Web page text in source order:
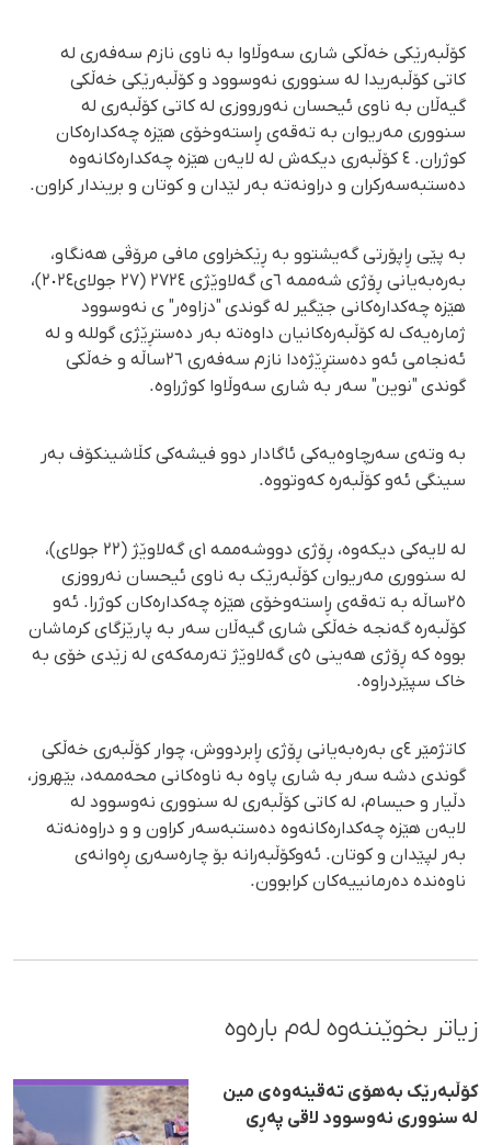
کۆڵبەرێکی خەڵکی شاری سەوڵاوا بە ناوی نازم سەفەری لە
کاتی کۆڵبەریدا لە سنووری نەوسوود و کۆڵبەرێکی خەڵکی
گیەڵان بە ناوی ئیحسان نەورووزی لە کاتی کۆڵبەری لە
سنووری مەریوان بە تەقەی ڕاستەوخۆی هێزە چەکدارەکان
کوژران. ٤ کۆڵبەری دیکەش لە لایەن هێزە چەکدارەکانەوە
دەستبەسەرکران و دراونەتە بەر لێدان و کوتان و بریندار کراون.
بە پێی ڕاپۆرتی گەیشتوو بە ڕێکخراوی مافی مرۆڤی هەنگاو،
بەرەبەیانی ڕۆژی شەممە ٦ی گەلاوێژی ٢٧٢٤ (٢٧ جولای٢٠٢٤)،
هێزە چەکدارەکانی جێگیر لە گوندی "دزاوەر" ی نەوسوود
ژمارەیەک لە کۆڵبەرەکانیان داوەتە بەر دەستڕێژی گوللە و لە
ئەنجامی ئەو دەستڕێژەدا نازم سەفەری ٢٦ساڵە و خەڵکی
گوندی "نوین" سەر بە شاری سەوڵاوا کوژراوە.
بە وتەی سەرچاوەیەکی ئاگادار دوو فیشەکی کڵاشینکۆف بەر
سینگی ئەو کۆڵبەرە کەوتووە.
لە لایەکی دیکەوە، ڕۆژی دووشەممە ١ی گەلاوێژ (٢٢ جولای)،
لە سنووری مەریوان کۆڵبەرێک بە ناوی ئیحسان نەرووزی
٢٥ساڵە بە تەقەی ڕاستەوخۆی هێزە چەکدارەکان کوژرا. ئەو
کۆڵبەرە گەنجە خەڵکی شاری گیەڵان سەر بە پارێزگای کرماشان
بووە کە ڕۆژی هەینی ٥ی گەلاوێژ تەرمەکەی لە زێدی خۆی بە
خاک سپێردراوە.
کاتژمێر ٤ی بەرەبەیانی ڕۆژی ڕابردووش، چوار کۆڵبەری خەڵکی
گوندی دشە سەر بە شاری پاوە بە ناوەکانی محەممەد، بێهروز،
دڵیار و حیسام، لە کاتی کۆڵبەری لە سنووری نەوسوود لە
لایەن هێزە چەکدارەکانەوە دەستبەسەر کراون و و دراوەنەتە
بەر لپێدان و کوتان. ئەوکۆڵبەرانە بۆ چارەسەری ڕەوانەی
ناوەندە دەرمانییەکان کرابوون.
زیاتر بخوێننەوە لەم بارەوە
کۆڵبەرێک بەهۆی تەقینەوەی مین
لە سنووری نەوسوود لاقی پەڕی